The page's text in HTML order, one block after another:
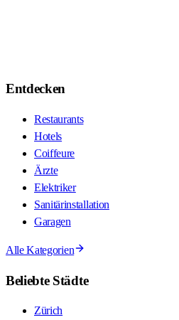
Entdecken
Restaurants
Hotels
Coiffeure
Ärzte
Elektriker
Sanitärinstallation
Garagen
Alle Kategorien
Beliebte Städte
Zürich